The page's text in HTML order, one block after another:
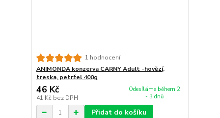
1 hodnocení
ANIMONDA konzerva CARNY Adult -hovězí,
treska, petržel 400g
46 Kč
41 Kč bez DPH
Odesíláme během 2
- 3 dnů
Přidat do košíku